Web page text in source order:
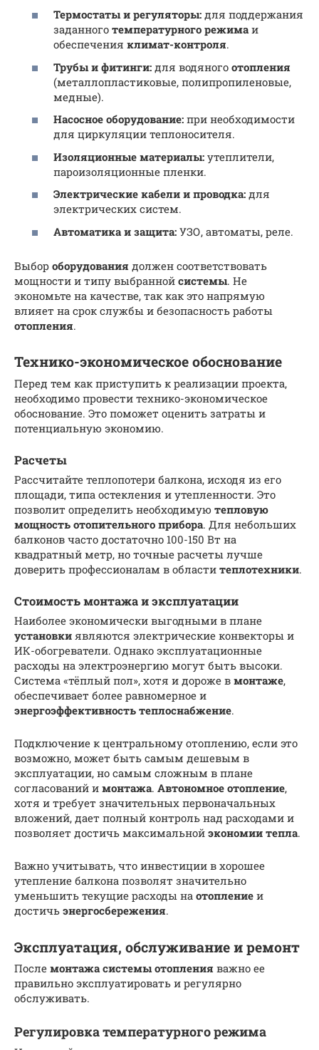
Термостаты и регуляторы: для поддержания
заданного температурного режимаи
обеспечения климат-контроля.
Трубы и фитинги: для водяного отопления
(металлопластиковые, полипропиленовые,
медные).
Насосное оборудование: при необходимости
для циркуляции теплоносителя.
Изоляционные материалы: утеплители,
пароизоляционные пленки.
Электрические кабели и проводка: для
электрических систем.
Автоматика и защита: УЗО, автоматы, реле.
Выбор оборудования должен соответствовать
мощности и типу выбранной системы. Не
экономьте на качестве, так как это напрямую
влияет на срок службы и безопасность работы
отопления.
Технико-экономическое обоснование
Перед тем как приступить к реализации проекта,
необходимо провести технико-экономическое
обоснование. Это поможет оценить затраты и
потенциальную экономию.
Расчеты
Рассчитайте теплопотери балкона, исходя из его
площади, типа остекления и утепленности. Это
позволит определить необходимую тепловую
мощность отопительного прибора. Для небольших
балконов часто достаточно 100-150 Вт на
квадратный метр, но точные расчеты лучше
доверить профессионалам в области теплотехники.
Стоимость монтажа и эксплуатации
Наиболее экономически выгодными в плане
установки являются электрические конвекторы и
ИК-обогреватели. Однако эксплуатационные
расходы на электроэнергию могут быть высоки.
Система «тёплый пол», хотя и дороже в монтаже,
обеспечивает более равномерное и
энергоэффективность теплоснабжение.
Подключение к центральному отоплению, если это
возможно, может быть самым дешевым в
эксплуатации, но самым сложным в плане
согласований и монтажа. Автономное отопление,
хотя и требует значительных первоначальных
вложений, дает полный контроль над расходами и
позволяет достичь максимальной экономии тепла.
Важно учитывать, что инвестиции в хорошее
утепление балкона позволят значительно
уменьшить текущие расходы на отопление и
достичь энергосбережения.
Эксплуатация, обслуживание и ремонт
После монтажа системы отопления важно ее
правильно эксплуатировать и регулярно
обслуживать.
Регулировка температурного режима